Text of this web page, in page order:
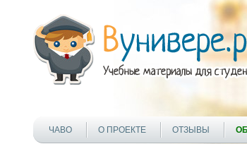
ЧАВО О ПРОЕКТЕ ОТЗЫВЫ